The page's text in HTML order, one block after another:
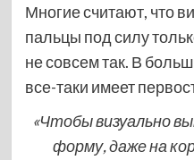
Многие считают, что
пальцы под силу
не совсем так. В
все-таки имеет
«Чтобы визуально
форму, даже на